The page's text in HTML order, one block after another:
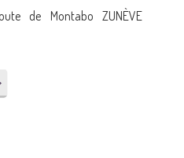
de Montabo ZUNÈVE